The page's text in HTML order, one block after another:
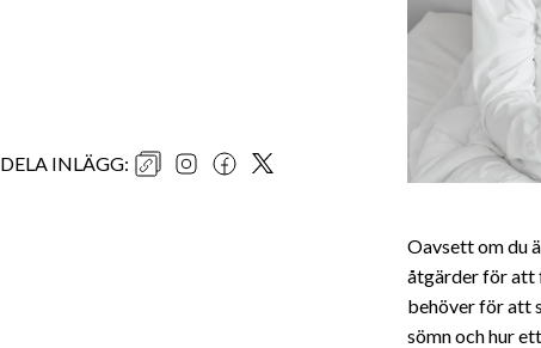
DELA INLÄGG:
Oavsett om du
åtgärder för att
behöver för att
sömn och hur